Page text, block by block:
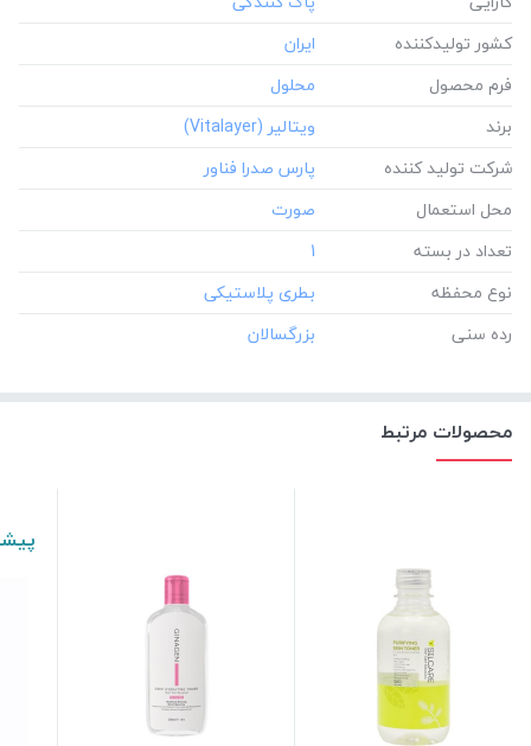
کشور تولید‎کننده
فرم محصول
برند
شرکت تولید کننده
محل استعمال
تعداد در بسته
‎1
نوع محفظه
رده سنی
محصولات مرتبط